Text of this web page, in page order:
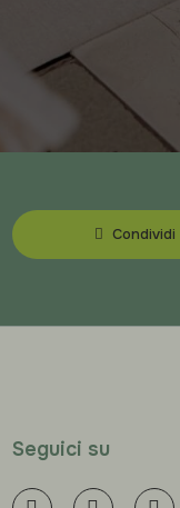
Condividi
Seguici su